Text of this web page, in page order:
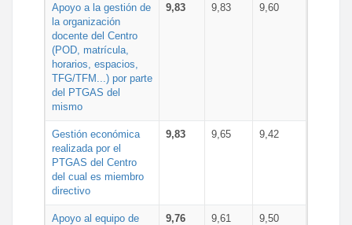
Apoyo a la gestión de
la organización
docente del Centro
(POD, matrícula,
horarios, espacios,
TFG/TFM...) por parte
del PTGAS del
mismo
9,83 9,83 9,60
Gestión económica
realizada por el
PTGAS del Centro
del cual es miembro
directivo
9,83 9,65 9,42
Apoyo al equipo de
9,76 9,61 9,50